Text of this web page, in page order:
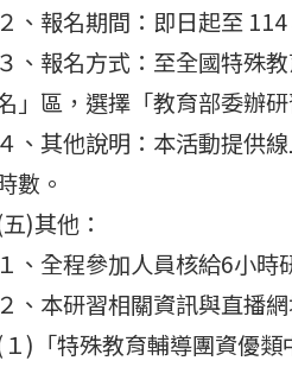
２、報名期間：即日起至
３、報名方式：至全國特殊
」區，選擇「教育部委辦
４、其他說明：本活動提供
數。
)其他：
１、全程參加人員核給6小時
２、本研習相關資訊與直播
)「特殊教育輔導團資優